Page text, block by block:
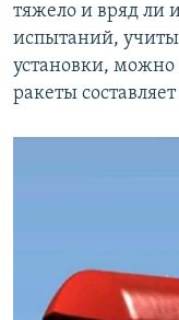
тяжело и вряд ли
испытаний,
установки,
ракеты